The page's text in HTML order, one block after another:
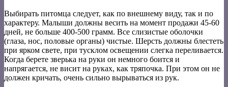
Выбирать питомца следует, как по внешнему виду, так и по
характеру. Малыши должны весить на момент продажи 45-60
дней, не больше 400-500 грамм. Все слизистые оболочки
(глаза, нос, половые органы) чистые. Шерсть должны блестеть
при ярком свете, при тусклом освещении слегка переливается.
Когда берете зверька на руки он немного боится и
напрягается, не висит на руках, как тряпочка. При этом он не
должен кричать, очень сильно вырываться из рук.